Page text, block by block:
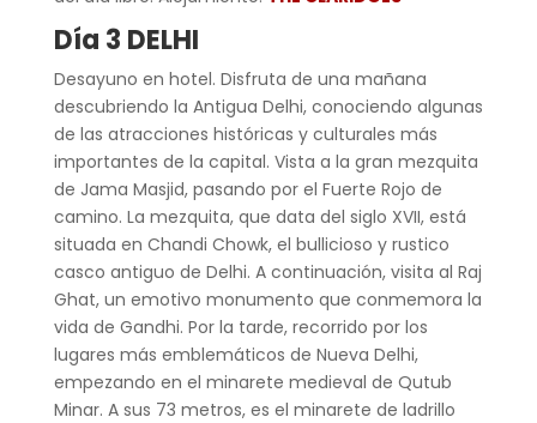
Día 3 DELHI
Desayuno en hotel. Disfruta de una mañana
descubriendo la Antigua Delhi, conociendo algunas
de las atracciones históricas y culturales más
importantes de la capital. Vista a la gran mezquita
de Jama Masjid, pasando por el Fuerte Rojo de
camino. La mezquita, que data del siglo XVII, está
situada en Chandi Chowk, el bullicioso y rustico
casco antiguo de Delhi. A continuación, visita al Raj
Ghat, un emotivo monumento que conmemora la
vida de Gandhi. Por la tarde, recorrido por los
lugares más emblemáticos de Nueva Delhi,
empezando en el minarete medieval de Qutub
Minar. A sus 73 metros, es el minarete de ladrillo